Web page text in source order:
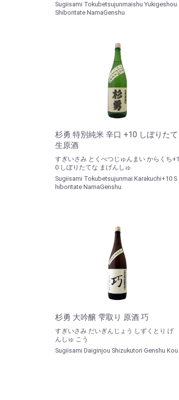
Sugiisami Tokubetsujunmaishu Yukigeshou
Shiboritate NamaGenshu
杉勇 特別純米 辛口 +10 しぼりたて
生原酒
すぎいさみ とくべつじゅんまい からくち+1
0 しぼりたてな まげんしゅ
Sugiisami Tokubetsujunmai Karakuchi+10 S
hiboritate NamaGenshu
杉勇 大吟醸 雫取り 原酒 巧
すぎいさみ だいぎんじょう しずくとり げ
んしゅ こう
Sugiisami Daiginjou Shizukutori Genshu Kou